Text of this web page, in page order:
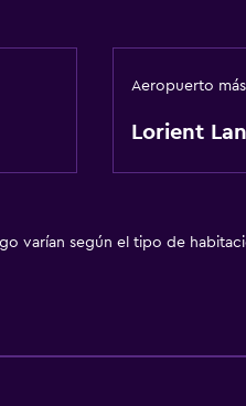
Aeropuerto
Lorient
varían según el tipo de